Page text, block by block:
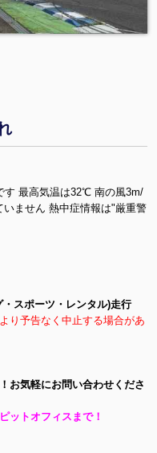
す 最高気温は32℃ 南の風3m/
ません 熱中症情報は"厳重警
スポーツ・レンタル)走行
り予告なく中止する場合があ
お気軽にお問い合わせくださ
ットオフィスまで！